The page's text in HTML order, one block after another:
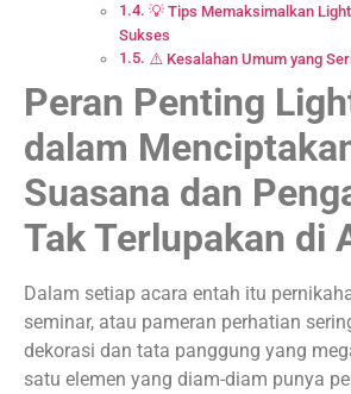
💡 Tips Memaksimalkan
Sukses
⚠️ Kesalahan Umum yang
Peran Penting
dalam
Suasana dan
Tak Terlupakan di
Dalam setiap acara entah itu
seminar, atau pameran perhatian
dekorasi dan tata panggung yang
satu elemen yang diam-diam punya